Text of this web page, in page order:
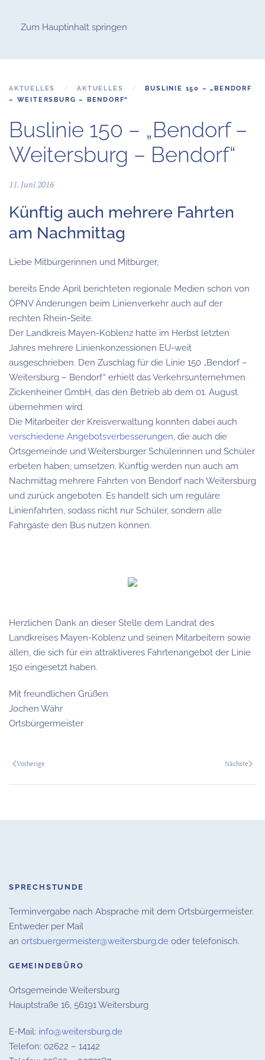
Zum Hauptinhalt springen
AKTUELLES AKTUELLES
BUSLINIE 150 – „BENDORF
– WEITERSBURG – BENDORF“
Buslinie 150 – „Bendorf –
Weitersburg – Bendorf“
11. Juni 2016
Künftig auch mehrere Fahrten
am Nachmittag
Liebe Mitbürgerinnen und Mitbürger,
bereits Ende April berichteten regionale Medien schon von
ÖPNV Änderungen beim Linienverkehr auch auf der
rechten Rhein-Seite.
Der Landkreis Mayen-Koblenz hatte im Herbst letzten
Jahres mehrere Linienkonzessionen EU-weit
ausgeschrieben. Den Zuschlag für die Linie 150 „Bendorf –
Weitersburg – Bendorf“ erhielt das Verkehrsunternehmen
Zickenheiner GmbH, das den Betrieb ab dem 01. August
übernehmen wird.
Die Mitarbeiter der Kreisverwaltung konnten dabei auch
verschiedene Angebotsverbesserungen, die auch die
Ortsgemeinde und Weitersburger Schülerinnen und Schüler
erbeten haben, umsetzen. Künftig werden nun auch am
Nachmittag mehrere Fahrten von Bendorf nach Weitersburg
und zurück angeboten. Es handelt sich um reguläre
Linienfahrten, sodass nicht nur Schüler, sondern alle
Fahrgäste den Bus nutzen können.
Herzlichen Dank an dieser Stelle dem Landrat des
Landkreises Mayen-Koblenz und seinen Mitarbeitern sowie
allen, die sich für ein attraktiveres Fahrtenangebot der Linie
150 eingesetzt haben.
Mit freundlichen Grüßen
Jochen Währ
Ortsbürgermeister
Vorherige Nächste
GEMEINDEBÜRO
Ortsgemeinde Weitersburg
Hauptstraße 16, 56191 Weitersburg
E-Mail: info@weitersburg.de
Telefon: 02622 – 14142
SPRECHSTUNDE
Terminvergabe nach Absprache mit dem Ortsbürgermeister.
Entweder per Mail
an ortsbuergermeister@weitersburg.de oder telefonisch.